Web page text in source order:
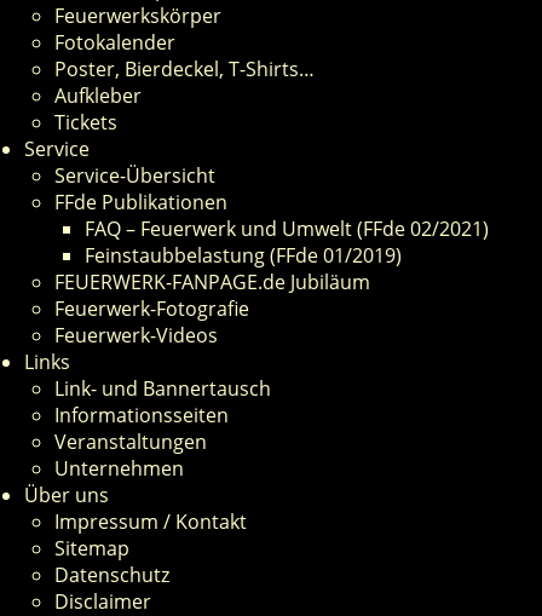
Feuerwerkskörper
Fotokalender
Poster, Bierdeckel, T-Shirts…
Aufkleber
Tickets
Service
Service-Übersicht
FFde Publikationen
FAQ – Feuerwerk und Umwelt (FFde 02/2021)
Feinstaubbelastung (FFde 01/2019)
FEUERWERK-FANPAGE.de Jubiläum
Feuerwerk-Fotografie
Feuerwerk-Videos
Links
Link- und Bannertausch
Informationsseiten
Veranstaltungen
Unternehmen
Über uns
Impressum / Kontakt
Sitemap
Datenschutz
Disclaimer